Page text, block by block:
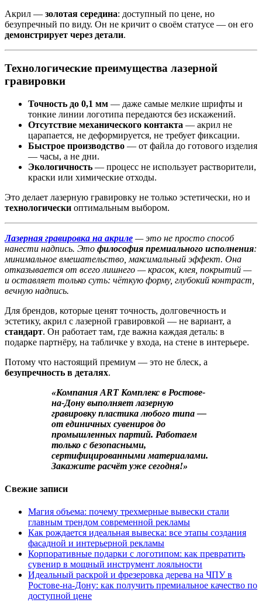
Акрил — золотая середина: доступный по цене, но
безупречный по виду. Он не кричит о своём статусе — он его
демонстрирует через детали.
Технологические преимущества лазерной
гравировки
Точность до 0,1 мм — даже самые мелкие шрифты и
тонкие линии логотипа передаются без искажений.
Отсутствие механического контакта — акрил не
царапается, не деформируется, не требует фиксации.
Быстрое производство — от файла до готового изделия
— часы, а не дни.
Экологичность — процесс не использует растворители,
краски или химические отходы.
Это делает лазерную гравировку не только эстетически, но и
технологически оптимальным выбором.
Лазерная гравировка на акриле — это не просто способ
нанести надпись. Это философия премиального исполнения:
минимальное вмешательство, максимальный эффект. Она
отказывается от всего лишнего — красок, клея, покрытий —
и оставляет только суть: чёткую форму, глубокий контраст,
вечную надпись.
Для брендов, которые ценят точность, долговечность и
эстетику, акрил с лазерной гравировкой — не вариант, а
стандарт. Он работает там, где важна каждая деталь: в
подарке партнёру, на табличке у входа, на стене в интерьере.
Потому что настоящий премиум — это не блеск, а
безупречность в деталях.
«Компания ART Комплекс в Ростове-
на-Дону выполняет лазерную
гравировку пластика любого типа —
от единичных сувениров до
промышленных партий. Работаем
только с безопасными,
сертифицированными материалами.
Закажите расчёт уже сегодня!»
Свежие записи
Магия объема: почему трехмерные вывески стали
главным трендом современной рекламы
Как рождается идеальная вывеска: все этапы создания
фасадной и интерьерной рекламы
Корпоративные подарки с логотипом: как превратить
сувенир в мощный инструмент лояльности
Идеальный раскрой и фрезеровка дерева на ЧПУ в
Ростове-на-Дону: как получить премиальное качество по
доступной цене